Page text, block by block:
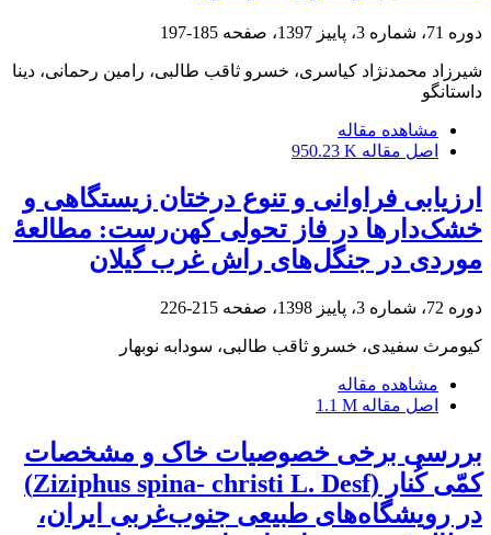
دوره 71، شماره 3، پاییز 1397، صفحه 185-197
شیرزاد محمدنژاد کیاسری، خسرو ثاقب طالبی، رامین رحمانی، دینا
داستانگو
مشاهده مقاله
اصل مقاله 950.23 K
ارزیابی فراوانی و تنوع درختان زیستگاهی و
خشک‌دارها در فاز تحولی کهن‌رست: مطالعۀ
موردی در جنگل‌های راش غرب گیلان
دوره 72، شماره 3، پاییز 1398، صفحه 215-226
کیومرث سفیدی، خسرو ثاقب طالبی، سودابه نوبهار
مشاهده مقاله
اصل مقاله 1.1 M
بررسی برخی خصوصیات خاک و مشخصات
کمّی کُنار (Ziziphus spina- christi L. Desf)
در رویشگاه‌های طبیعی جنوب‌غربی ایران،